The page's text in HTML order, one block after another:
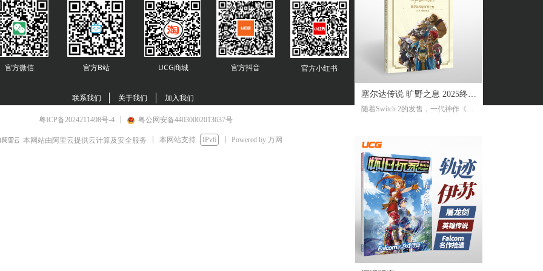
塞尔达传说 旷野之息 2025终极
攻略本
随着Switch 2的发售，一代神作《旷
受好评的完全攻略本基础上，增加
了16页全新内容，总页数达到了316
页。新增内容包括NS2版详解、ZEL
DA NOTES指南，以及新增的125个
塞尔达声之记忆的收集地图及其内
容！
官方B站
官方微信
联系我们 关于我们 加入我们
UCG商城 官方抖音 官方小红书
粤ICP备2024211498号-4 粤公网安备44030002013637号
本网站由阿里云提供云计算及安全服务 本网站支持 IPv6 Powered by 万网